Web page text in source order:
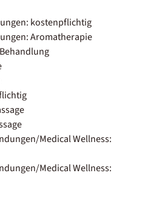
kostenpflichtig
Aromatherapie
Medical Wellness:
Medical Wellness: